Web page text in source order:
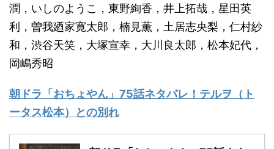
潤，いしのようこ，東野絢香，井上拓哉，星田英
利，曽我廼家寛太郎，楠見薫，土居志央梨，仁村紗
和，渋谷天笑，大塚宣幸，大川良太郎，松本妃代，
岡嶋秀昭
朝ドラ「おちょやん」75話ネタバレ！テルヲ（ト
ータス松本）との別れ